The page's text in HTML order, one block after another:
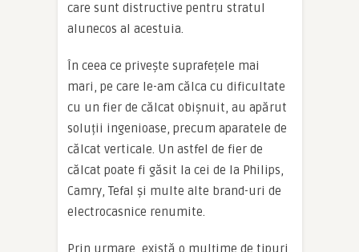
care sunt distructive pentru stratul
alunecos al acestuia.
În ceea ce privește suprafețele mai
mari, pe care le-am călca cu dificultate
cu un fier de călcat obișnuit, au apărut
soluții ingenioase, precum aparatele de
călcat verticale. Un astfel de fier de
călcat poate fi găsit la cei de la Philips,
Camry, Tefal și multe alte brand-uri de
electrocasnice renumite.
Prin urmare, există o mulțime de tipuri